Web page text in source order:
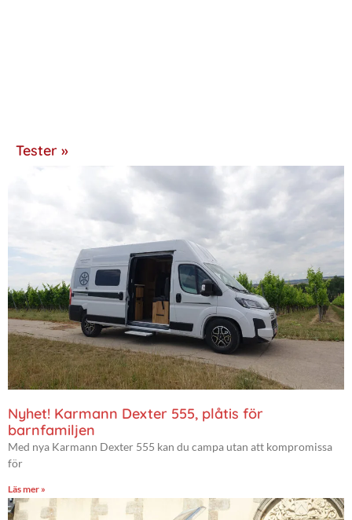
Tester »
Nyhet! Karmann Dexter 555, plåtis för
barnfamiljen
Med nya Karmann Dexter 555 kan du campa utan att kompromissa
för
Läs mer »